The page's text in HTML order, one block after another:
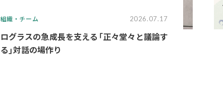
組織・チーム 2026.07.17
ログラスの急成長を支える「正々堂々と議論す
る」対話の場作り